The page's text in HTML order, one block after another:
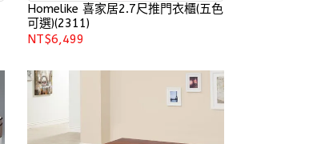
Homelike 喜家居2.7尺推門衣櫃(五色
可選)(2311)
NT$6,499